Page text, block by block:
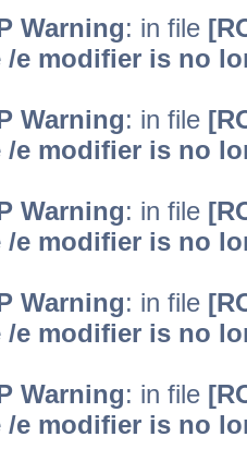
Warning: in file
/e modifier is no
Warning: in file
/e modifier is no
Warning: in file
/e modifier is no
Warning: in file
/e modifier is no
Warning: in file
/e modifier is no